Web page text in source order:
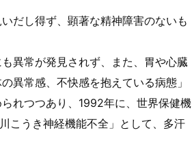
だし得ず、顕著な精神障害のないも
異常が発見されず、また、胃や心臓
異常感、不快感を抱えている病態」
れつつあり、1992年に、世界保健機
こうき神経機能不全」として、多汗